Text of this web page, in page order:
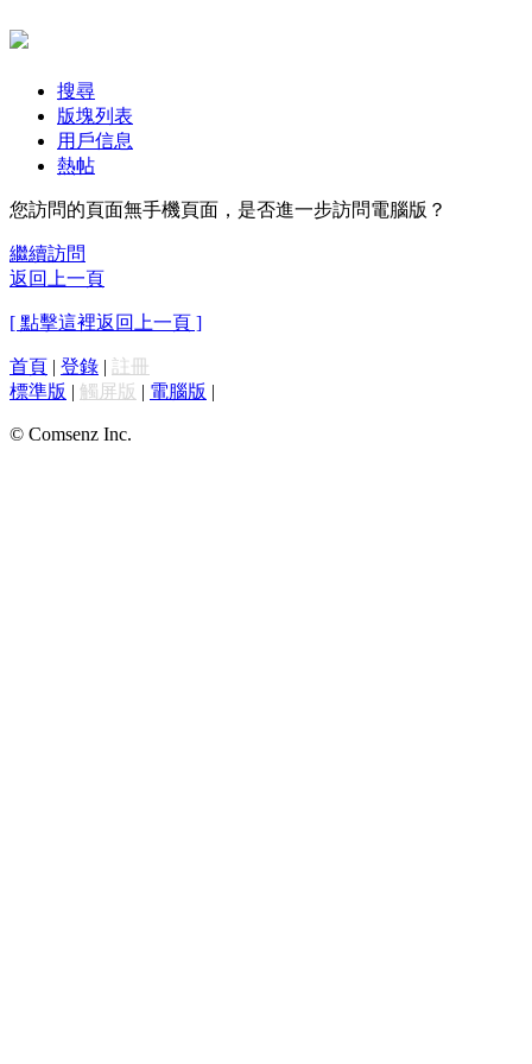
搜尋
版塊列表
用戶信息
熱帖
您訪問的頁面無手機頁面，是否進一步訪問電腦版？
繼續訪問
返回上一頁
[ 點擊這裡返回上一頁 ]
首頁 | 登錄 | 註冊
標準版 | 觸屏版 | 電腦版 |
© Comsenz Inc.